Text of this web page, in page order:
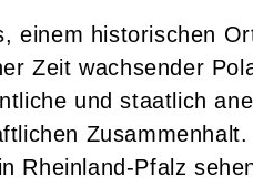
einem historischen
Zeit wachsender
und staatlich
Zusammenhalt.
Rheinland-Pfalz